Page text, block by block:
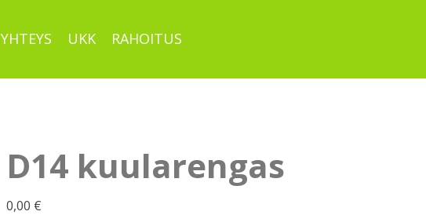
YHTEYS UKK RAHOITUS
D14 kuularengas
0,00 €